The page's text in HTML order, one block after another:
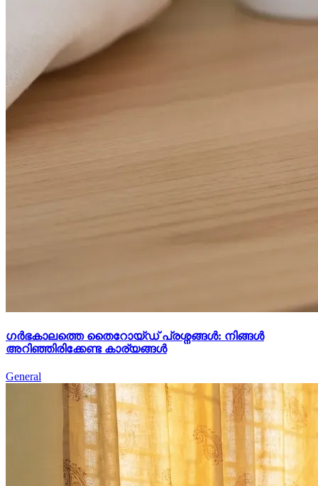
ഗർഭകാലത്തെ തൈറോയ്ഡ് പ്രശ്നങ്ങൾ: നിങ്ങൾ
അറിഞ്ഞിരിക്കേണ്ട കാര്യങ്ങൾ
General